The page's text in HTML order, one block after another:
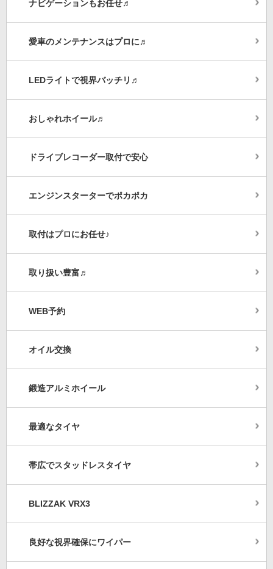
ナビゲーションもお任せ♬
愛車のメンテナンスはプロに♬
LEDライトで視界バッチリ♬
おしゃれホイール♬
ドライブレコーダー取付で安心
エンジンスターターでポカポカ
取付はプロにお任せ♪
取り扱い豊富♬
WEB予約
オイル交換
鍛造アルミホイール
最適なタイヤ
帯広でスタッドレスタイヤ
BLIZZAK VRX3
良好な視界確保にワイパー